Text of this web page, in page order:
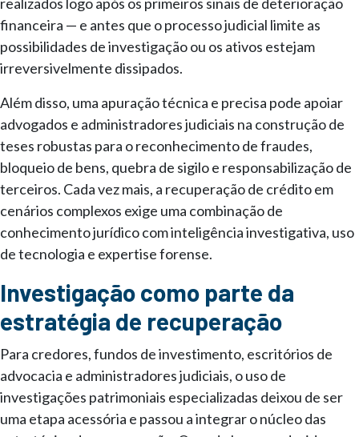
financeira — e antes que o processo judicial limite as
possibilidades de investigação ou os ativos estejam
irreversivelmente dissipados.
Além disso, uma apuração técnica e precisa pode apoiar
advogados e administradores judiciais na construção de
teses robustas para o reconhecimento de fraudes,
bloqueio de bens, quebra de sigilo e responsabilização de
terceiros. Cada vez mais, a recuperação de crédito em
cenários complexos exige uma combinação de
conhecimento jurídico com inteligência investigativa, uso
de tecnologia e expertise forense.
Investigação como parte da
estratégia de recuperação
Para credores, fundos de investimento, escritórios de
advocacia e administradores judiciais, o uso de
investigações patrimoniais especializadas deixou de ser
uma etapa acessória e passou a integrar o núcleo das